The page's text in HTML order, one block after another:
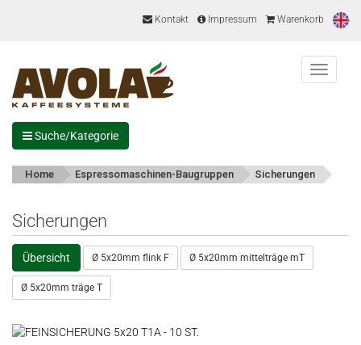
Kontakt Impressum Warenkorb
Menu
Suche/Kategorie
Home Espressomaschinen-Baugruppen Sicherungen
Sicherungen
Übersicht Ø 5x20mm flink F Ø 5x20mm mittelträge mT
Ø 5x20mm träge T